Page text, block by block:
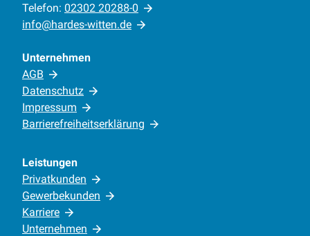
Telefon: 02302 20288-0
info@hardes-witten.de
Unternehmen
AGB
Datenschutz
Impressum
Barrierefreiheitserklärung
Leistungen
Privatkunden
Gewerbekunden
Karriere
Unternehmen